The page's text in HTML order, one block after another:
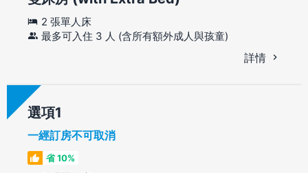
2 張單人床
最多可入住 3 人 (含所有額外成人與孩童)
詳情
選項
一經訂房不可取消
省 10%